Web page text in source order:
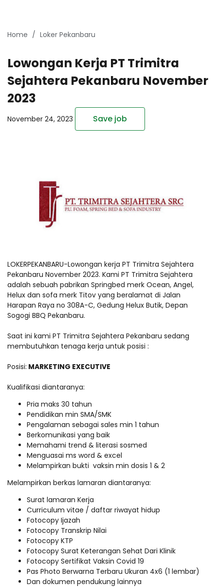
Home Loker Pekanbaru
Lowongan Kerja PT Trimitra
Sejahtera Pekanbaru November
2023
November 24, 2023 Save job
LOKERPEKANBARU-Lowongan kerja PT Trimitra Sejahtera
Pekanbaru November 2023. Kami PT Trimitra Sejahtera
adalah sebuah pabrikan Springbed merk Ocean, Angel,
Helux dan sofa merk Titov yang beralamat di Jalan
Harapan Raya no 308A-C, Gedung Helux Butik, Depan
Sogogi BBQ Pekanbaru.
Saat ini kami PT Trimitra Sejahtera Pekanbaru sedang
membutuhkan tenaga kerja untuk posisi :
Posisi: MARKETING EXECUTIVE
Kualifikasi diantaranya:
Pria maks 30 tahun
Pendidikan min SMA/SMK
Pengalaman sebagai sales min 1 tahun
Berkomunikasi yang baik
Memahami trend & literasi sosmed
Menguasai ms word & excel
Melampirkan bukti vaksin min dosis 1 & 2
Melampirkan berkas lamaran diantaranya:
Surat lamaran Kerja
Curriculum vitae / daftar riwayat hidup
Fotocopy Ijazah
Fotocopy Transkrip Nilai
Fotocopy KTP
Fotocopy Surat Keterangan Sehat Dari Klinik
Fotocopy Sertifikat Vaksin Covid 19
Pas Photo Berwarna Terbaru Ukuran 4x6 (1 lembar)
Dan dokumen pendukung lainnya